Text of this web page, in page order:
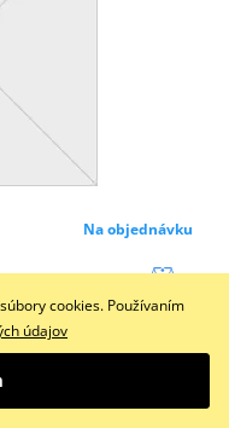
Na objednávku
Porovnať
vnitřní vrstvou,
cookies. Používaním
údajov